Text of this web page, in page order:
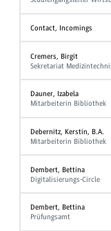
Contact, Incomings
Cremers, Birgit
Sekretariat
Dauner, Izabela
Mitarbeiterin Bibliothek
Debernitz, Kerstin, B.A.
Mitarbeiterin Bibliothek
Dembert, Bettina
Digitalisierungs-Circle
Dembert, Bettina
Prüfungsamt